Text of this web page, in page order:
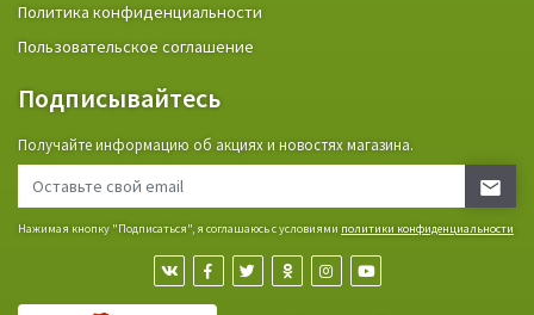
Политика конфиденциальности
Пользовательское соглашение
Подписывайтесь
Получайте информацию об акциях и новостях магазина.
Нажимая кнопку "Подписаться", я соглашаюсь с условиями политики конфиденциальности